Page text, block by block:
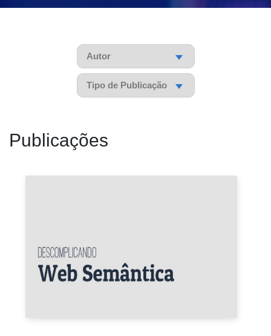
Pesquisar Pesquisar
Pesquisar
Publicações